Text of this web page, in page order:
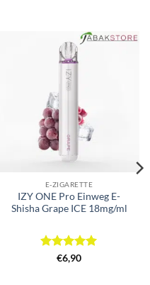
E-ZIGARETTE
IZY ONE Pro Einweg E-
Shisha Grape ICE 18mg/ml
Bewertet
€6,90